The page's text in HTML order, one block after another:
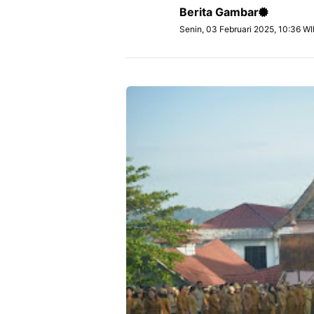
Berita Gambar
Senin, 03 Februari 2025, 10:36